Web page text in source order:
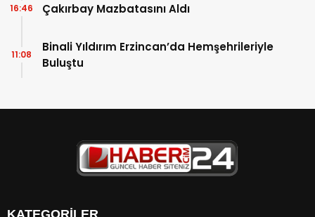
Çakırbay Mazbatasını Aldı
16:46
Binali Yıldırım Erzincan’da Hemşehrileriyle
Buluştu
11:08